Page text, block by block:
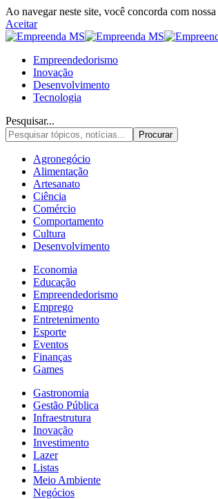
Ao navegar neste site, você concorda com nossa
Aceitar
Empreendedorismo
Inovação
Desenvolvimento
Tecnologia
Pesquisar...
Agronegócio
Alimentação
Artesanato
Ciência
Comércio
Comportamento
Cultura
Desenvolvimento
Economia
Educação
Empreendedorismo
Emprego
Entretenimento
Esporte
Eventos
Finanças
Games
Gastronomia
Gestão Pública
Infraestrutura
Inovação
Investimento
Lazer
Listas
Meio Ambiente
Negócios